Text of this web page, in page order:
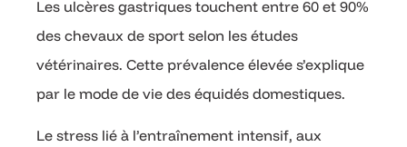
Les ulcères gastriques touchent entre 60 et 90%
des chevaux de sport selon les études
vétérinaires. Cette prévalence élevée s’explique
par le mode de vie des équidés domestiques.
Le stress lié à l’entraînement intensif, aux